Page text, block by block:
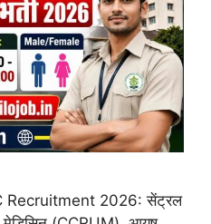
Recruitment 2026: सेंट्रल